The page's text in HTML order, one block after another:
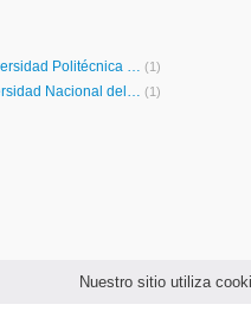
Nuestro sitio utiliza
UPAP - Universidad Politécnica y Artística del Paraguay (1)
UNE - Universidad Nacional del Este (1)